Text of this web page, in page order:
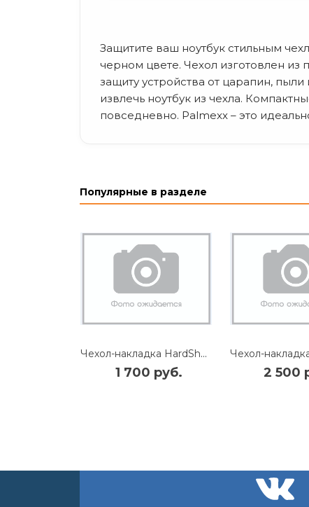
Защитите ваш ноутбук стильным
черном цвете. Чехол изготовлен
защиту устройства от царапин,
извлечь ноутбук из чехла.
повседневно. Palmexx – это
Популярные в разделе
Чехол-накладка HardShell для Apple MacBook Neo 13" пластиковый (прозрачный)
1 700 руб. 2 500